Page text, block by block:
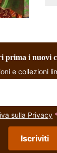
prima i nuovi
e collezioni
sulla Privacy *
Iscriviti